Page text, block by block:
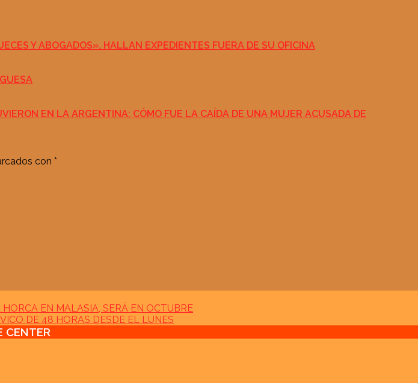
Y ABOGADOS». HALLAN EXPEDIENTES FUERA DE SU OFICINA
EN LA ARGENTINA: CÓMO FUE LA CAÍDA DE UNA MUJER ACUSADA DE
con *
EN MALASIA, SERÁ EN OCTUBRE
DE 48 HORAS DESDE EL LUNES
CENTER